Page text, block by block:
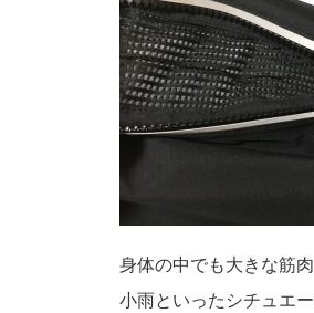
身体の中でも大きな筋
小雨といったシチュエ